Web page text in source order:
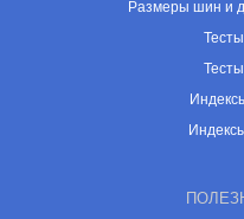
Размеры шин и